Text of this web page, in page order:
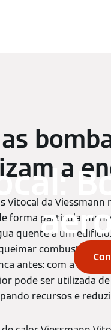
a
Vitocal da
forma
quente a um
combustíveis
antes: com a nova
pode ser utilizada
recursos e